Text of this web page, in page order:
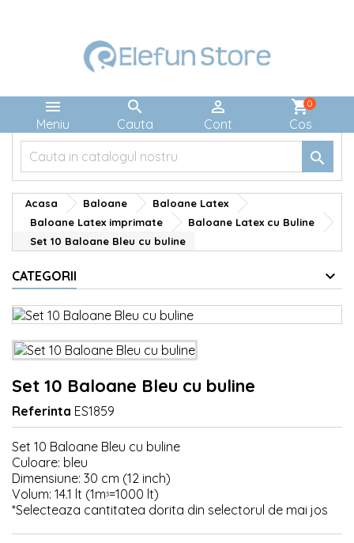

Meniu

Cauta

Cont
shopping_cart
Cos
0

Acasa Baloane
Baloane Latex
Baloane Latex imprimate
Baloane Latex cu Buline
Set 10 Baloane Bleu cu buline
CATEGORII
Set 10 Baloane Bleu cu buline
Referinta ES1859
Set 10 Baloane Bleu cu buline
Culoare: bleu
Dimensiune: 30 cm (12 inch)
Volum: 14.1 lt (1m³=1000 lt)
*Selecteaza cantitatea dorita din selectorul de mai jos